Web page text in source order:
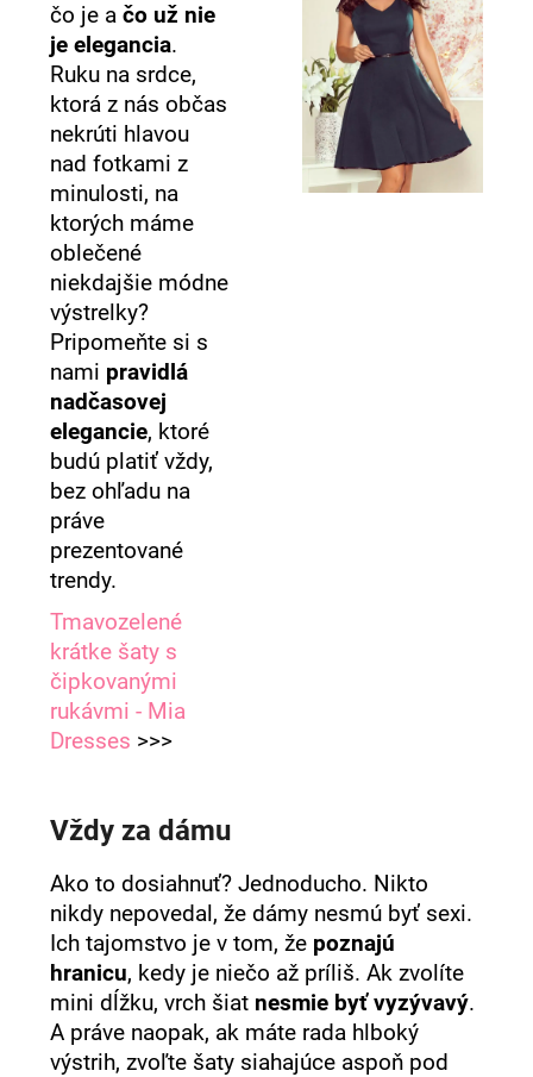
čo je a čo už nie
je elegancia.
Ruku na srdce,
ktorá z nás občas
nekrúti hlavou
nad fotkami z
minulosti, na
ktorých máme
oblečené
niekdajšie módne
výstrelky?
Pripomeňte si s
nami pravidlá
nadčasovej
elegancie, ktoré
budú platiť vždy,
bez ohľadu na
práve
prezentované
trendy.
Tmavozelené
krátke šaty s
čipkovanými
rukávmi - Mia
Dresses >>>
Vždy za dámu
Ako to dosiahnuť? Jednoducho. Nikto
nikdy nepovedal, že dámy nesmú byť sexi.
Ich tajomstvo je v tom, že poznajú
hranicu, kedy je niečo až príliš. Ak zvolíte
mini dĺžku, vrch šiat nesmie byť vyzývavý.
A práve naopak, ak máte rada hlboký
výstrih, zvoľte šaty siahajúce aspoň pod